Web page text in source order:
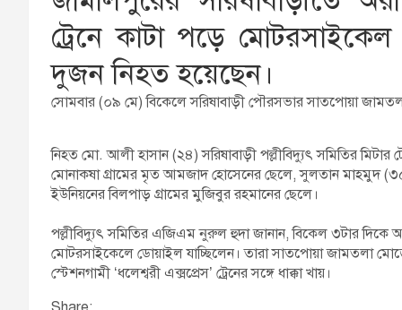
ট্রেনে কাটা পড়ে মোটরসাইকেল
দুজন নিহত হয়েছেন।
সোমবার (০৯ মে) বিকেলে সরিষাবাড়ী পৌরসভার সাতপোয়া
নিহত মো. আলী হাসান (২৪) সরিষাবাড়ী পল্লীবিদ্যুৎ সমিতির
মোনাকষা গ্রামের মৃত আমজাদ হোসেনের ছেলে, সুলতান মাহমুদ
ইউনিয়নের বিলপাড় গ্রামের মুজিবুর রহমানের ছেলে।
পল্লীবিদ্যুৎ সমিতির এজিএম নুরুল হুদা জানান, বিকেল ৩টার
মোটরসাইকেলে ডোয়াইল যাচ্ছিলেন। তারা সাতপোয়া জামতলা
স্টেশনগামী ‘ধলেশ্বরী এক্সপ্রেস’ ট্রেনের সঙ্গে ধাক্কা খায়।